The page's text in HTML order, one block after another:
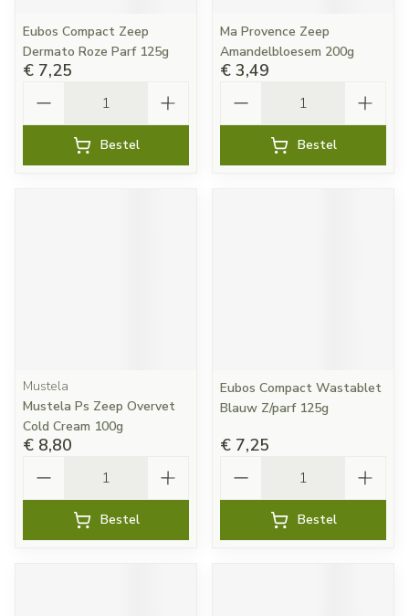
Eubos Compact Zeep
Dermato Roze Parf 125g
€ 7,25
Bestel
Ma Provence Zeep
Amandelbloesem 200g
€ 3,49
Bestel
Mustela
Mustela Ps Zeep Overvet
Cold Cream 100g
€ 8,80
Bestel
Eubos Compact Wastablet
Blauw Z/parf 125g
€ 7,25
Bestel